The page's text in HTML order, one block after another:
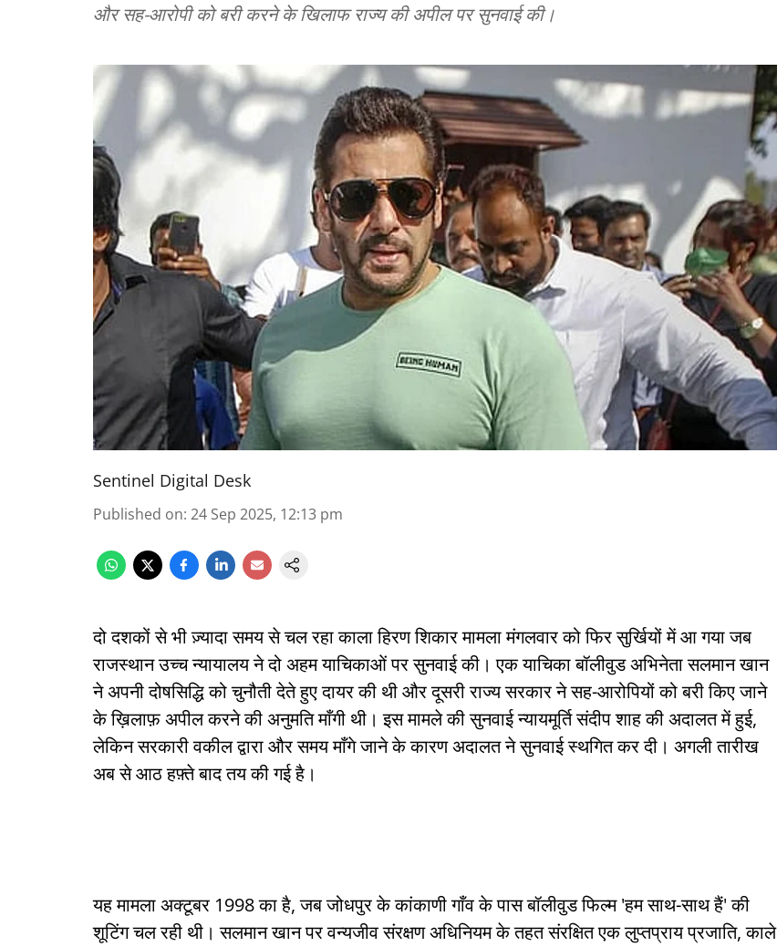
और सह-आरोपी को बरी करने के खिलाफ राज्य की अपील पर सुनवाई की।
Sentinel Digital Desk
Published on: 24 Sep 2025, 12:13 pm
दो दशकों से भी ज़्यादा समय से चल रहा काला हिरण शिकार मामला मंगलवार को फिर सुर्खियों में आ गया जब
राजस्थान उच्च न्यायालय ने दो अहम याचिकाओं पर सुनवाई की। एक याचिका बॉलीवुड अभिनेता सलमान खान
ने अपनी दोषसिद्धि को चुनौती देते हुए दायर की थी और दूसरी राज्य सरकार ने सह-आरोपियों को बरी किए जाने
के ख़िलाफ़ अपील करने की अनुमति माँगी थी। इस मामले की सुनवाई न्यायमूर्ति संदीप शाह की अदालत में हुई,
लेकिन सरकारी वकील द्वारा और समय माँगे जाने के कारण अदालत ने सुनवाई स्थगित कर दी। अगली तारीख
अब से आठ हफ़्ते बाद तय की गई है।
यह मामला अक्टूबर 1998 का है, जब जोधपुर के कांकाणी गाँव के पास बॉलीवुड फिल्म 'हम साथ-साथ हैं' की
शूटिंग चल रही थी। सलमान खान पर वन्यजीव संरक्षण अधिनियम के तहत संरक्षित एक लुप्तप्राय प्रजाति, काले